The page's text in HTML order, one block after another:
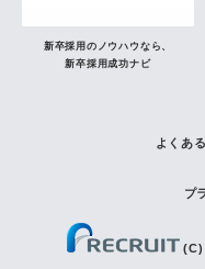
新卒採用のノウハウなら、
新卒採用成功ナビ
よくあ
プ